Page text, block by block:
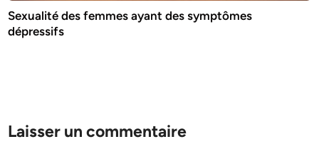
Sexualité des femmes ayant des symptômes
dépressifs
Laisser un commentaire